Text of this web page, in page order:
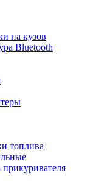
на кузов
Bluetooth
топлива
прикуривателя